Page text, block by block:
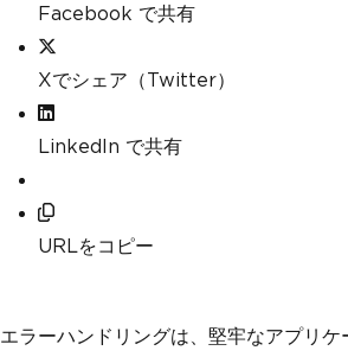
Facebook で共有
Xでシェア（Twitter）
LinkedIn で共有
URLをコピー
エラーハンドリングは、堅牢なアプリ